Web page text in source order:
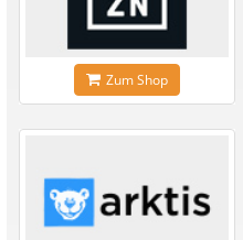
Zum Shop